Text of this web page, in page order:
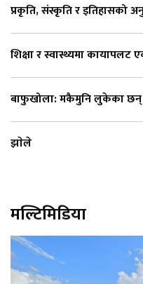
प्रकृति, संस्कृति र इतिहासको
शिक्षा र स्वास्थ्यमा
बाफुखोला: मकैमुनि लुकेका छन्
झाेले
मल्टिमिडिया